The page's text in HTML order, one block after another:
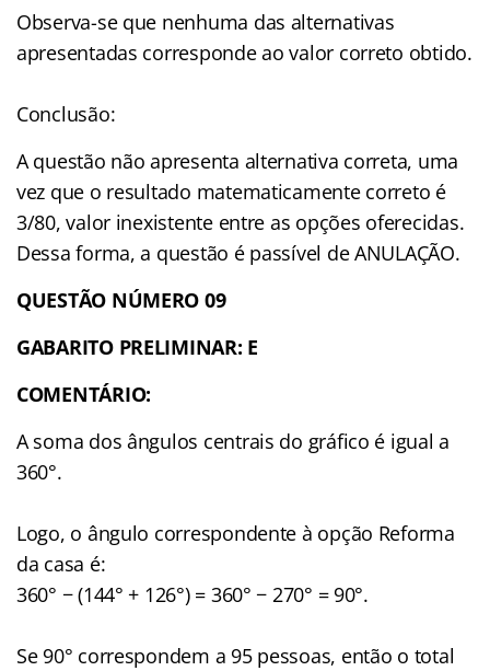
Observa-se que nenhuma das alternativas
apresentadas corresponde ao valor correto obtido.
Conclusão:
A questão não apresenta alternativa correta, uma
vez que o resultado matematicamente correto é
3/80, valor inexistente entre as opções oferecidas.
Dessa forma, a questão é passível de ANULAÇÃO.
QUESTÃO NÚMERO 09
GABARITO PRELIMINAR: E
COMENTÁRIO:
A soma dos ângulos centrais do gráfico é igual a
360°.
Logo, o ângulo correspondente à opção Reforma
da casa é:
360° − (144° + 126°) = 360° − 270° = 90°.
Se 90° correspondem a 95 pessoas, então o total